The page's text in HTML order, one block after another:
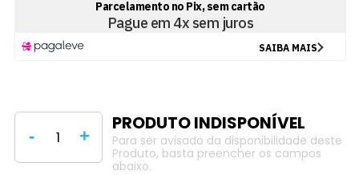
- +
Para ser avisado da disponibilidade deste
Produto, basta preencher os campos
abaixo.